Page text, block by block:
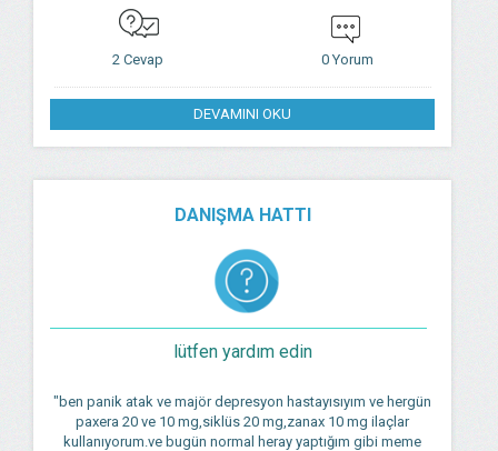
2 Cevap 0 Yorum
DEVAMINI OKU
DANIŞMA HATTI
lütfen yardım edin
"ben panik atak ve majör depresyon hastayısıyım ve hergün
paxera 20 ve 10 mg,siklüs 20 mg,zanax 10 mg ilaçlar
kullanıyorum.ve bugün normal heray yaptığım gibi meme